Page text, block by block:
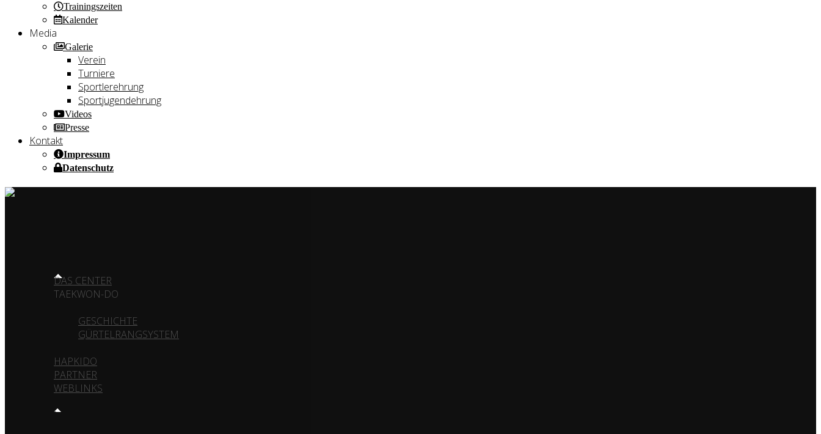
Trainingszeiten
Kalender
Media
Galerie
Verein
Turniere
Sportlerehrung
Sportjugendehrung
Videos
Presse
Kontakt
Impressum
Datenschutz
DAS CENTER
TAEKWON-DO
GESCHICHTE
GÜRTELRANGSYSTEM
HAPKIDO
PARTNER
WEBLINKS
NEWS